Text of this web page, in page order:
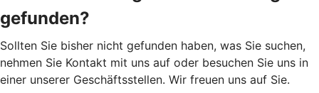
gefunden?
Sollten Sie bisher nicht gefunden haben, was Sie suchen,
nehmen Sie Kontakt mit uns auf oder besuchen Sie uns in
einer unserer Geschäftsstellen. Wir freuen uns auf Sie.